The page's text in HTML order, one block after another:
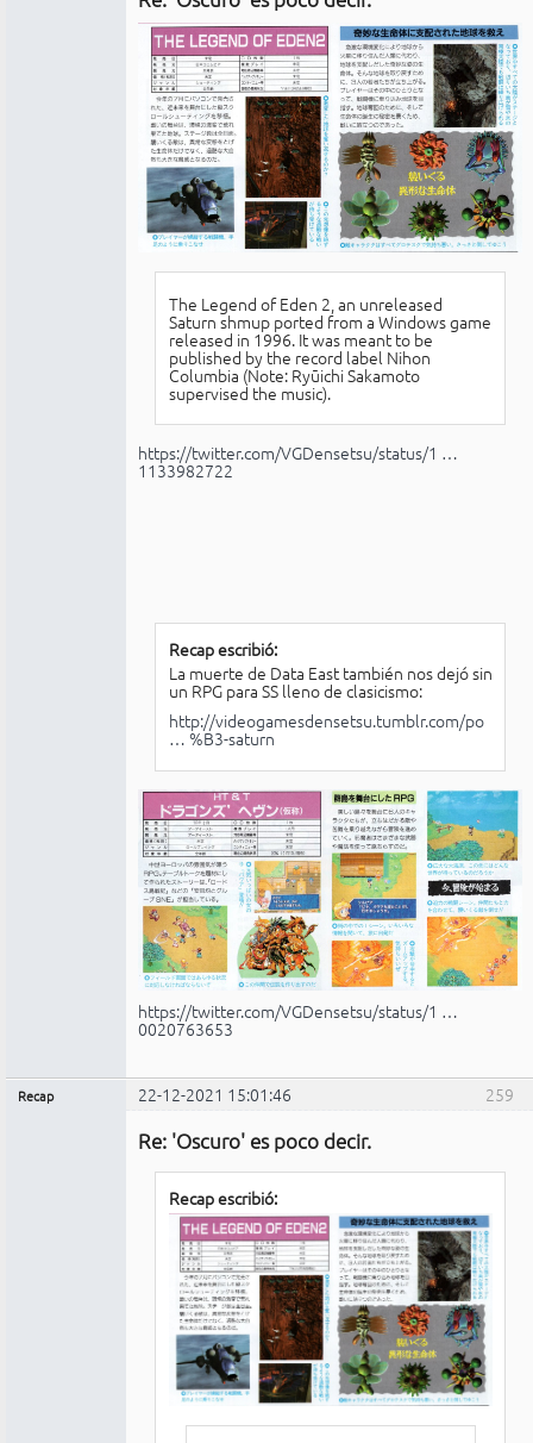
The Legend of Eden 2, an unreleased
Saturn shmup ported from a Windows game
released in 1996. It was meant to be
published by the record label Nihon
Columbia (Note: Ryūichi Sakamoto
supervised the music).
https://twitter.com/VGDensetsu/status/1 …
1133982722
Recap escribió:
La muerte de Data East también nos dejó sin
un RPG para SS lleno de clasicismo:
http://videogamesdensetsu.tumblr.com/po
… %B3-saturn
https://twitter.com/VGDensetsu/status/1 …
0020763653
259
Recap 22-12-2021 15:01:46
Re: 'Oscuro' es poco decir.
Recap escribió: